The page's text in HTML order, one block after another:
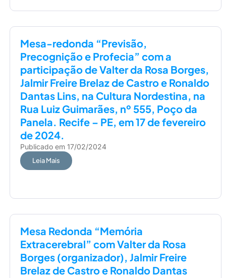
Mesa-redonda “Previsão,
Precognição e Profecia” com a
participação de Valter da Rosa Borges,
Jalmir Freire Brelaz de Castro e Ronaldo
Dantas Lins, na Cultura Nordestina, na
Rua Luiz Guimarães, nº 555, Poço da
Panela. Recife – PE, em 17 de fevereiro
de 2024.
Publicado em 17/02/2024
Leia Mais
Mesa Redonda “Memória
Extracerebral” com Valter da Rosa
Borges (organizador), Jalmir Freire
Brelaz de Castro e Ronaldo Dantas